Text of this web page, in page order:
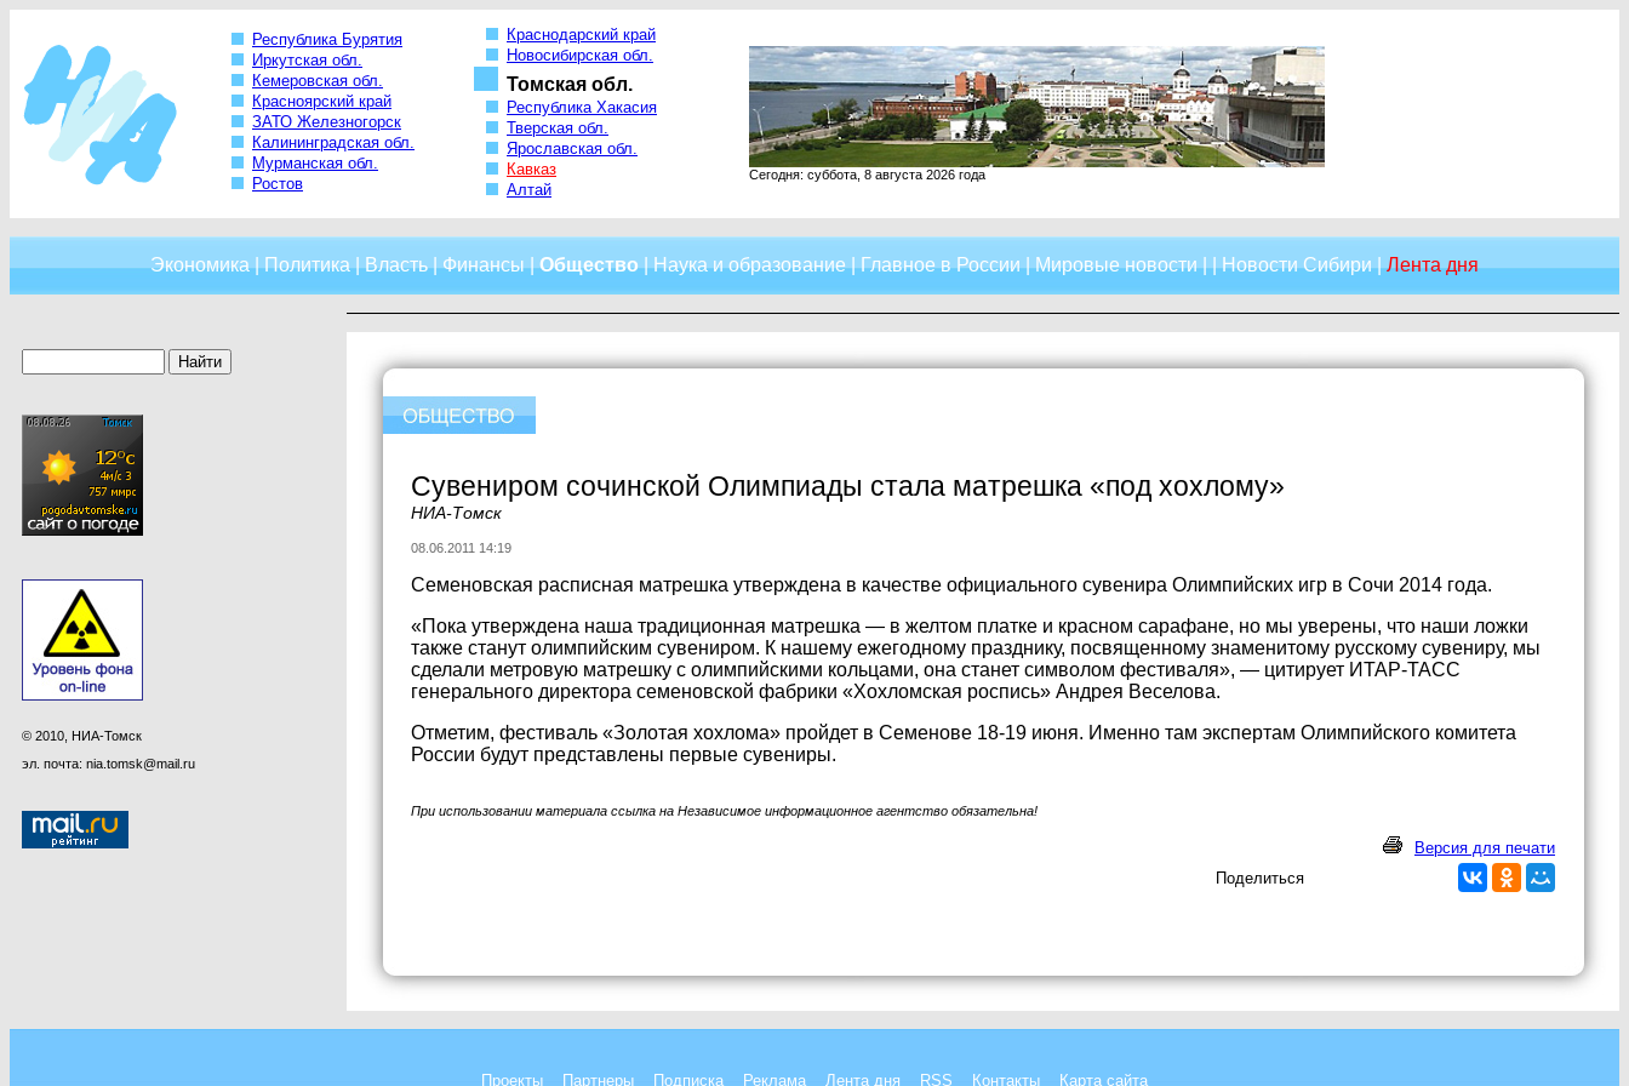
Республика Бурятия
Иркутская обл.
Кемеровская обл.
Красноярский край
ЗАТО Железногорск
Калининградская обл.
Мурманская обл.
Ростов
Краснодарский край
Новосибирская обл.
Томская обл.
Республика Хакасия
Тверская обл.
Ярославская обл.
Кавказ
Алтай
Сегодня: суббота, 8 августа 2026 года
Экономика|Политика|Власть|Финансы|Общество|Наука и образование|Главное в России|Мировые новости| |Новости Сибири|Лента дня
© 2010, НИА-Томск
эл. почта: nia.tomsk@mail.ru
Сувениром сочинской Олимпиады стала матрешка «под хохлому»
НИА-Томск
08.06.2011 14:19
Семеновская расписная матрешка утверждена в качестве официального сувенира Олимпийских игр в Сочи 2014 года.
«Пока утверждена наша традиционная матрешка — в желтом платке и красном сарафане, но мы уверены, что наши ложки
также станут олимпийским сувениром. К нашему ежегодному празднику, посвященному знаменитому русскому сувениру, мы
сделали метровую матрешку с олимпийскими кольцами, она станет символом фестиваля», — цитирует ИТАР-ТАСС
генерального директора семеновской фабрики «Хохломская роспись» Андрея Веселова.
Отметим, фестиваль «Золотая хохлома» пройдет в Семенове 18-19 июня. Именно там экспертам Олимпийского комитета
России будут представлены первые сувениры.
При использовании материала ссылка на Независимое информационное агентство обязательна!
Версия для печати
Поделиться
Проекты Партнеры Подписка Реклама Лента дня RSS Контакты Карта сайта